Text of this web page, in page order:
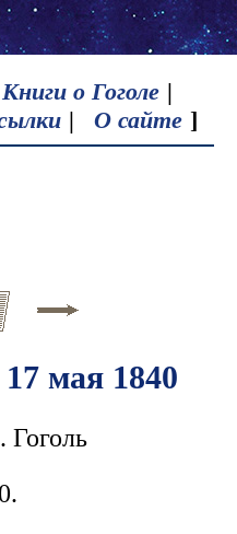
Книги о Гоголе |
| О сайте ]
мая 1840
Гоголь